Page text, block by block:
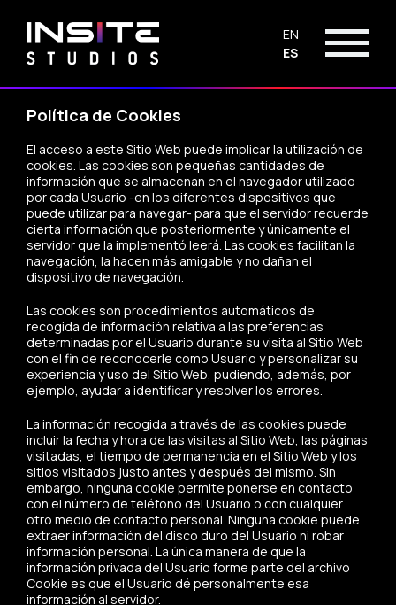
EN
ES
Política de Cookies
El acceso a este Sitio Web puede implicar la utilización de
cookies. Las cookies son pequeñas cantidades de
información que se almacenan en el navegador utilizado
por cada Usuario -en los diferentes dispositivos que
puede utilizar para navegar- para que el servidor recuerde
cierta información que posteriormente y únicamente el
servidor que la implementó leerá. Las cookies facilitan la
navegación, la hacen más amigable y no dañan el
dispositivo de navegación.
Las cookies son procedimientos automáticos de
recogida de información relativa a las preferencias
determinadas por el Usuario durante su visita al Sitio Web
con el fin de reconocerle como Usuario y personalizar su
experiencia y uso del Sitio Web, pudiendo, además, por
ejemplo, ayudar a identificar y resolver los errores.
La información recogida a través de las cookies puede
incluir la fecha y hora de las visitas al Sitio Web, las páginas
visitadas, el tiempo de permanencia en el Sitio Web y los
sitios visitados justo antes y después del mismo. Sin
embargo, ninguna cookie permite ponerse en contacto
con el número de teléfono del Usuario o con cualquier
otro medio de contacto personal. Ninguna cookie puede
extraer información del disco duro del Usuario ni robar
información personal. La única manera de que la
información privada del Usuario forme parte del archivo
Cookie es que el Usuario dé personalmente esa
información al servidor.